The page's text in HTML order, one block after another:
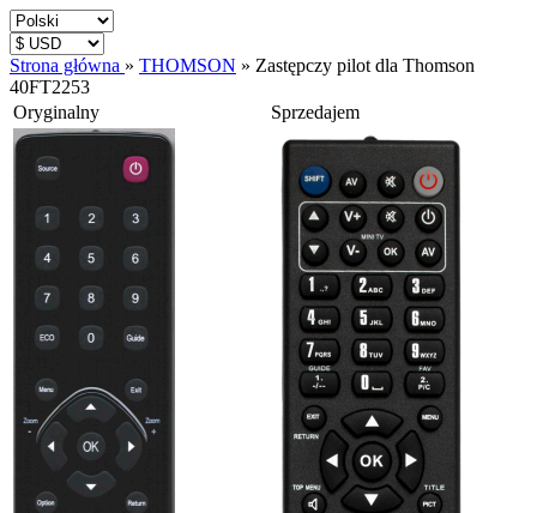
Strona główna » THOMSON » Zastępczy pilot dla Thomson
40FT2253
Oryginalny
Sprzedajem